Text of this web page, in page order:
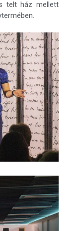
telt ház mellett